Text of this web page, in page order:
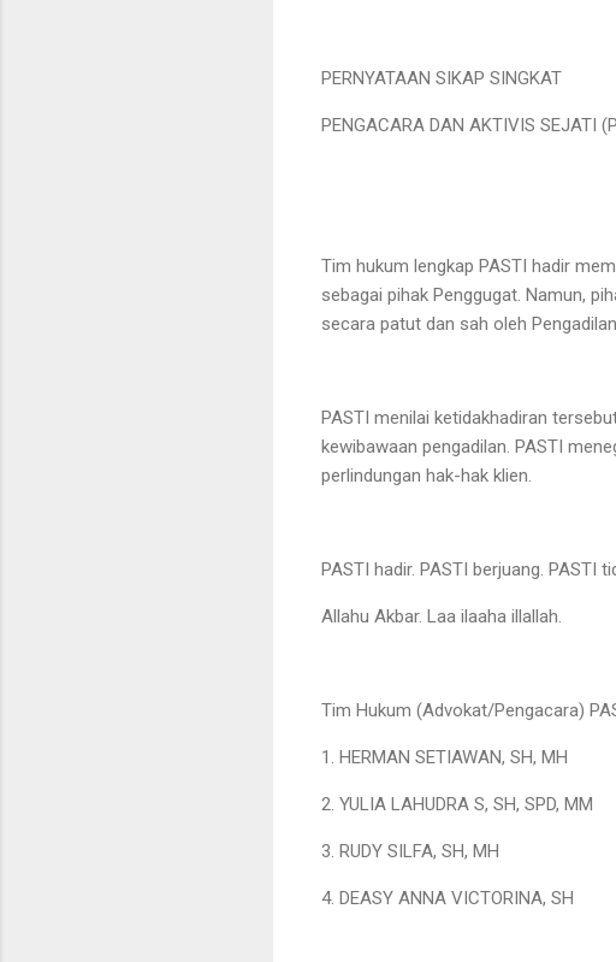
PERNYATAAN SIKAP SINGKAT
PENGACARA DAN AKTIVIS SEJATI
Tim hukum lengkap PASTI hadir
sebagai pihak Penggugat. Namun,
secara patut dan sah oleh Pengadilan.
PASTI menilai ketidakhadiran
kewibawaan pengadilan. PASTI
perlindungan hak-hak klien.
PASTI hadir. PASTI berjuang. PASTI
Allahu Akbar. Laa ilaaha illallah.
Tim Hukum (Advokat/Pengacara)
1. HERMAN SETIAWAN, SH, MH
2. YULIA LAHUDRA S, SH, SPD, MM
3. RUDY SILFA, SH, MH
4. DEASY ANNA VICTORINA, SH